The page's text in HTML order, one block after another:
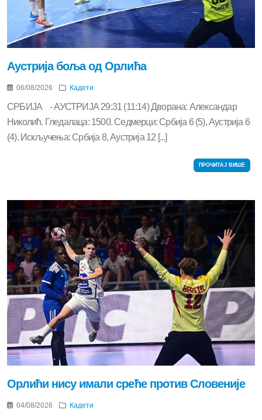
Аустрија боља од Орлића
06/08/2026 Кадети
СРБИЈА - АУСТРИЈА 29:31 (11:14) Дворана: Александар
Николић. Гледалаца: 1500. Седмерци: Србија 6 (5), Аустрија 6
(4). Искључења: Србија 8, Аустрија 12 [...]
ПРОЧИТАЈ ВИШЕ
Орлићи нису имали среће против Словеније
04/08/2026 Кадети